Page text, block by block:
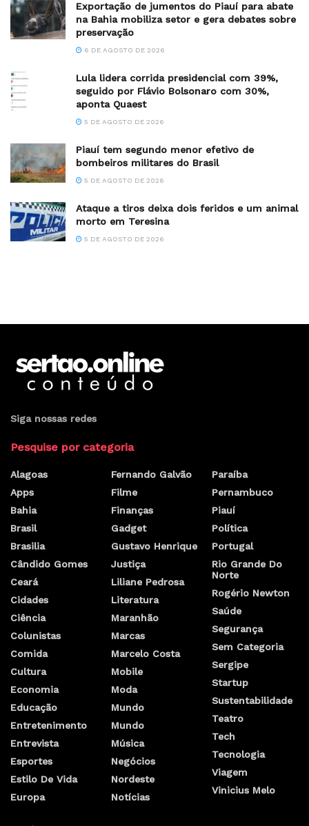
Exportação de jumentos do Piauí para abate
na Bahia mobiliza setor e gera debates sobre
preservação
6 DE AGOSTO DE 2026
Lula lidera corrida presidencial com 39%,
seguido por Flávio Bolsonaro com 30%,
aponta Quaest
5 DE AGOSTO DE 2026
Piauí tem segundo menor efetivo de
bombeiros militares do Brasil
5 DE AGOSTO DE 2026
Ataque a tiros deixa dois feridos e um animal
morto em Teresina
5 DE AGOSTO DE 2026
Siga nossas redes
Pesquise por categoria
Alagoas
Apps
Bahia
Brasil
Brasilia
Cândido Gomes
Ceará
Cidades
Ciência
Colunistas
Comida
Cultura
Economia
Educação
Entretenimento
Entrevista
Esportes
Estilo De Vida
Europa
Fernando Galvão
Filme
Finanças
Gadget
Gustavo Henrique
Justiça
Liliane Pedrosa
Literatura
Maranhão
Marcas
Marcelo Costa
Mobile
Moda
Mundo
Mundo
Música
Negócios
Nordeste
Notícias
Paraíba
Pernambuco
Piauí
Política
Portugal
Rio Grande Do
Norte
Rogério Newton
Saúde
Segurança
Sem Categoria
Sergipe
Startup
Sustentabilidade
Teatro
Tech
Tecnologia
Viagem
Vinicius Melo